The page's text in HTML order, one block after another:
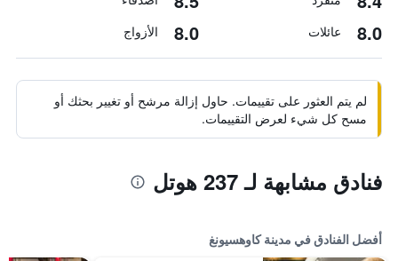
8.0 عائلات 8.0 الأزواج
لم يتم العثور على تقييمات. حاول إزالة مرشح أو تغيير بحثك أو
مسح كل شيء لعرض التقييمات.
فنادق مشابهة لـ 237 هوتل
أفضل الفنادق في مدينة كاوهسيونغ